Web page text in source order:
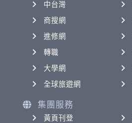
中台灣
商搜網
進修網
轉職
大學網
全球旅遊網
集團服務
黃頁刊登